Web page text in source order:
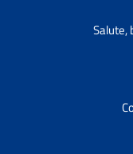
Salute,